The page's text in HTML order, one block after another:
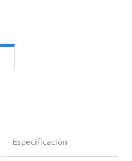
Especificación